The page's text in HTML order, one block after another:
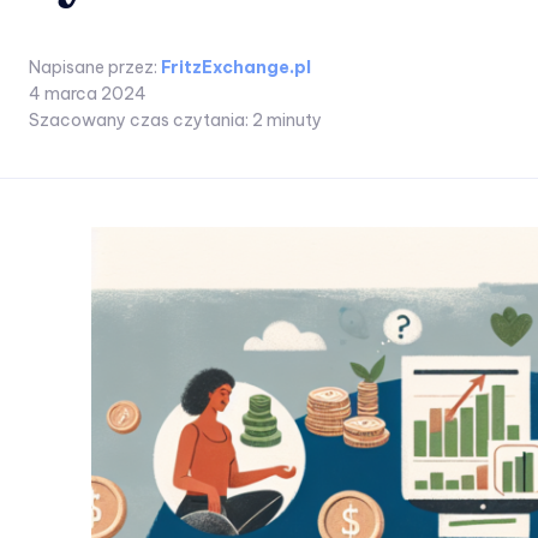
Napisane przez: FritzExchange.pl
4 marca 2024
Szacowany czas czytania: 2 minuty